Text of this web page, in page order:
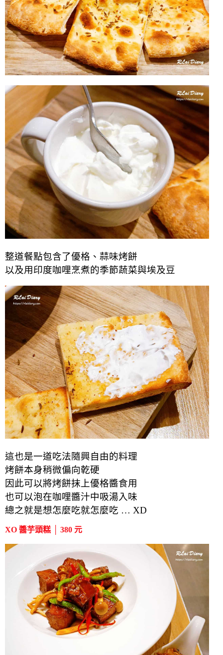
整道餐點包含了優格、蒜味烤餅
以及用印度咖哩烹煮的季節蔬菜與埃及豆
這也是一道吃法隨興自由的料理
烤餅本身稍微偏向乾硬
因此可以將烤餅抹上優格醬食用
也可以泡在咖哩醬汁中吸湯入味
總之就是想怎麼吃就怎麼吃 … XD
XO 醬芋頭糕 │ 380 元